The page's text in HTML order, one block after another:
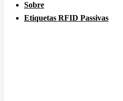
Sobre
Etiquetas RFID Passivas